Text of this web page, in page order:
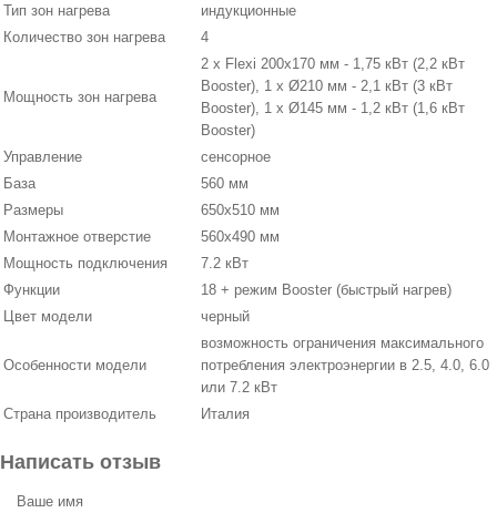
Тип зон нагрева
индукционные
Количество зон нагрева
4
Мощность зон нагрева
2 x Flexi 200x170 мм - 1,75 кВт (2,2 кВт
Booster), 1 x Ø210 мм - 2,1 кВт (3 кВт
Booster), 1 x Ø145 мм - 1,2 кВт (1,6 кВт
Booster)
Управление
сенсорное
База
560 мм
Размеры
650х510 мм
Монтажное отверстие
560х490 мм
Мощность подключения
7.2 кВт
Функции
18 + режим Booster (быстрый нагрев)
Цвет модели
черный
Особенности модели
возможность ограничения максимального
потребления электроэнергии в 2.5, 4.0, 6.0
или 7.2 кВт
Страна производитель
Италия
Написать отзыв
Ваше имя